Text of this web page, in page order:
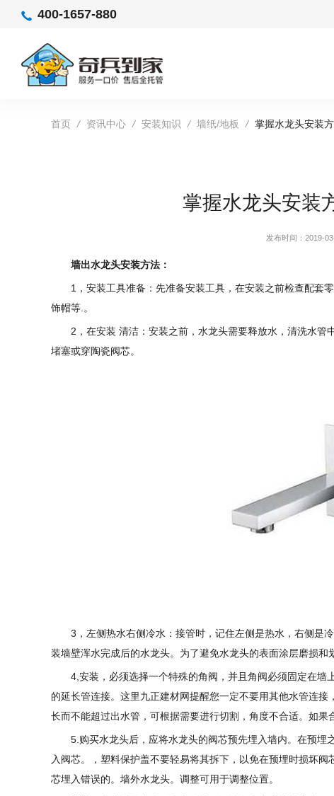
400-1657-880
首页 / 资讯中心 / 安装知识 / 墙纸/地板 / 掌握水龙头安装
掌握水龙头安装
发布时间：2019-
墙出水龙头安装方法：
1，安装工具准备：先准备安装工具，在安装之前检查配套
饰帽等.。
2，在安装 清洁：安装之前，水龙头需要释放水，清洗水
堵塞或穿陶瓷阀芯。
3，左侧热水右侧冷水：接管时，记住左侧是热水，右侧是
装墙壁浑水完成后的水龙头。为了避免水龙头的表面涂层磨损和
4,安装，必须选择一个特殊的角阀，并且角阀必须固定在
的延长管连接。这里九正建材网提醒您一定不要用其他水管连
长而不能超过出水管，可根据需要进行切割，角度不合适。如果
5.购买水龙头后，应将水龙头的阀芯预先埋入墙内。在预
入阀芯。，塑料保护盖不要轻易将其拆下，以免在预埋时损坏
芯埋入错误的。墙外水龙头。调整可用于调整位置。